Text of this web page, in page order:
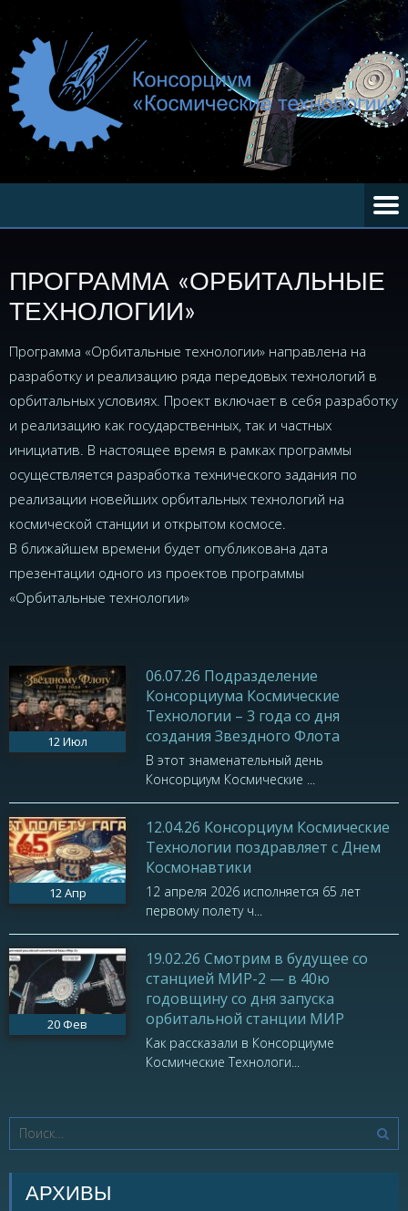
ПРОГРАММА «ОРБИТАЛЬНЫЕ
ТЕХНОЛОГИИ»
Программа «Орбитальные технологии» направлена на
разработку и реализацию ряда передовых технологий в
орбитальных условиях. Проект включает в себя разработку
и реализацию как государственных, так и частных
инициатив. В настоящее время в рамках программы
осуществляется разработка технического задания по
реализации новейших орбитальных технологий на
космической станции и открытом космосе.
В ближайшем времени будет опубликована дата
презентации одного из проектов программы
«Орбитальные технологии»
12Июл
06.07.26 Подразделение
Консорциума Космические
Технологии – 3 года со дня
создания Звездного Флота
В этот знаменательный день
Консорциум Космические ...
12Апр
12.04.26 Консорциум Космические
Технологии поздравляет с Днем
Космонавтики
12 апреля 2026 исполняется 65 лет
первому полету ч...
20 Фев
19.02.26 Смотрим в будущее со
станцией МИР-2 — в 40ю
годовщину со дня запуска
орбитальной станции МИР
Как рассказали в Консорциуме
Космические Технологи...
АРХИВЫ